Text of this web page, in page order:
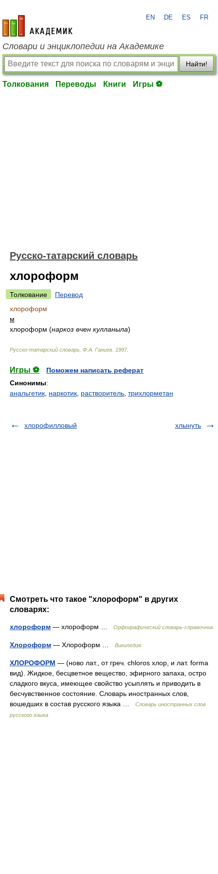
academic.ru
EN DE ES FR
Словари и энциклопедии на Академике
Найти!
Толкования Переводы Книги Игры ⚽
Русско-татарский словарь
хлороформ
Толкование
Перевод
хлороформ
м
хлороформ (наркоз өчен кулланыла)
Русско-татарский словарь Ф.А. Ганиев 1997.
Игры ⚽
Поможем написать реферат
Синонимы:
анальгетик наркотик растворитель трихлорметан
хлорофилловый хлынуть
Смотреть что такое "хлороформ" в других
словарях:
хлороформ — хлороформ … Орфографический словарь-справочник
Хлороформ — Хлороформ … Википедия
ХЛОРОФОРМ — (ново лат., от греч. chloros хлор, и лат. forma
вид). Жидкое, бесцветное вещество, эфирного запаха, остро
сладкого вкуса, имеющее свойство усыплять и приводить в
бесчувственное состояние. Словарь иностранных слов,
вошедших в состав русского языка …
Словарь иностранных слов
русского языка